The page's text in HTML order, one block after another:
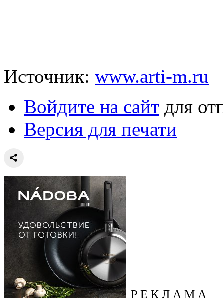
Источник: www.arti-m.ru
Войдите на сайт для
Версия для печати
Р Е К Л А М А